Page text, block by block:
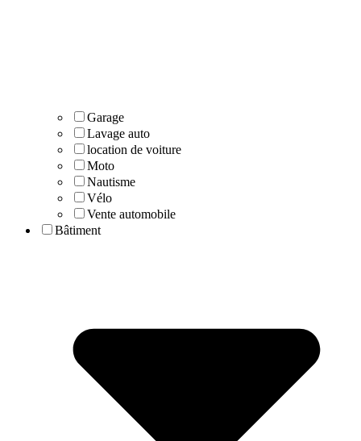
Garage
Lavage auto
location de voiture
Moto
Nautisme
Vélo
Vente automobile
Bâtiment